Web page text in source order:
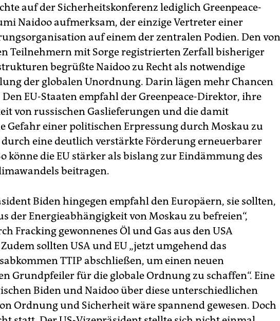
auf der Sicherheitskonferenz lediglich Greenpeace-
Naidoo aufmerksam, der einzige Vertreter einer
auf einem der zentralen Podien. Den von
Teilnehmern mit Sorge registrierten Zerfall bisheriger
begrüßte Naidoo zu Recht als notwendige
der globalen Unordnung. Darin lägen mehr Chancen
Den EU-Staaten empfahl der Greenpeace-Direktor, ihre
von russischen Gaslieferungen und die damit
Gefahr einer politischen Erpressung durch Moskau zu
eine deutlich verstärkte Förderung erneuerbarer
könne die EU stärker als bislang zur Eindämmung des
beitragen.
Biden hingegen empfahl den Europäern, sie sollten,
der Energieabhängigkeit von Moskau zu befreien“,
Fracking gewonnenes Öl und Gas aus den USA
sollten USA und EU „jetzt umgehend das
TTIP abschließen, um einen neuen
Grundpfeiler für die globale Ordnung zu schaffen“. Eine
Biden und Naidoo über diese unterschiedlichen
Ordnung und Sicherheit wäre spannend gewesen. Doch